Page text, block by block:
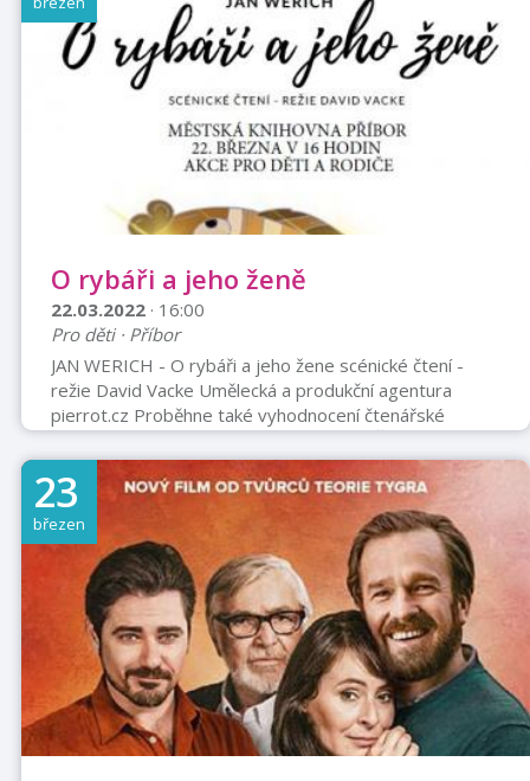
a ohňostrojem se spojíme s celou českou zemí. Akce
se koná za každého počasí, budova k dispozici. Vstupné
40 Kč/ osoba.
O rybáři a jeho ženě
22.03.2022 · 16:00
Pro děti · Příbor
JAN WERICH - O rybáři a jeho žene scénické čtení -
režie David Vacke Umělecká a produkční agentura
pierrot.cz Proběhne také vyhodnocení čtenářské
soutěže LOVCI PEREL VSTUP VOLNÝ MĚSTSKÁ
KNIHOVNA PŘÍBOR 22. BŘEZNA V 16 HODIN AKCE
PRO DĚTI A RODIČE
23
březen